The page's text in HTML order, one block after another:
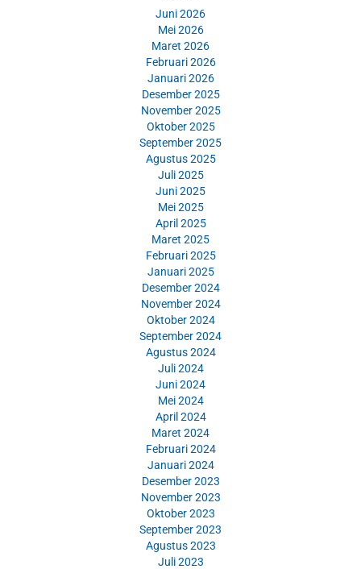
Juni 2026
Mei 2026
Maret 2026
Februari 2026
Januari 2026
Desember 2025
November 2025
Oktober 2025
September 2025
Agustus 2025
Juli 2025
Juni 2025
Mei 2025
April 2025
Maret 2025
Februari 2025
Januari 2025
Desember 2024
November 2024
Oktober 2024
September 2024
Agustus 2024
Juli 2024
Juni 2024
Mei 2024
April 2024
Maret 2024
Februari 2024
Januari 2024
Desember 2023
November 2023
Oktober 2023
September 2023
Agustus 2023
Juli 2023